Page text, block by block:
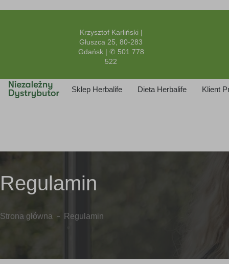
Krzysztof Karliński |
Głuszca 25, 80-283
Gdańsk | ✆ 501 778
522
Sklep Herbalife Dieta Herbalife Klient
Regulamin
Strona główna Regulamin